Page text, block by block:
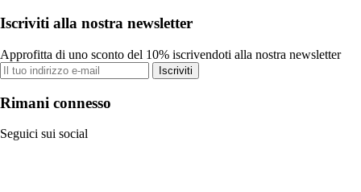
Iscriviti alla nostra newsletter
Approfitta di uno sconto del 10% iscrivendoti alla nostra newsletter
Iscriviti
Rimani connesso
Seguici sui social